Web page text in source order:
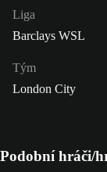
Liga
Barclays WSL
Tým
London City
Podobní hráči/